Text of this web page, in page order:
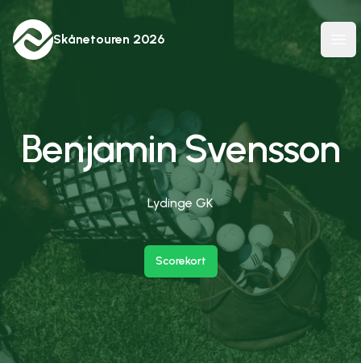
Skånetouren 2026
Benjamin Svensson
Lydinge GK
Scorekort